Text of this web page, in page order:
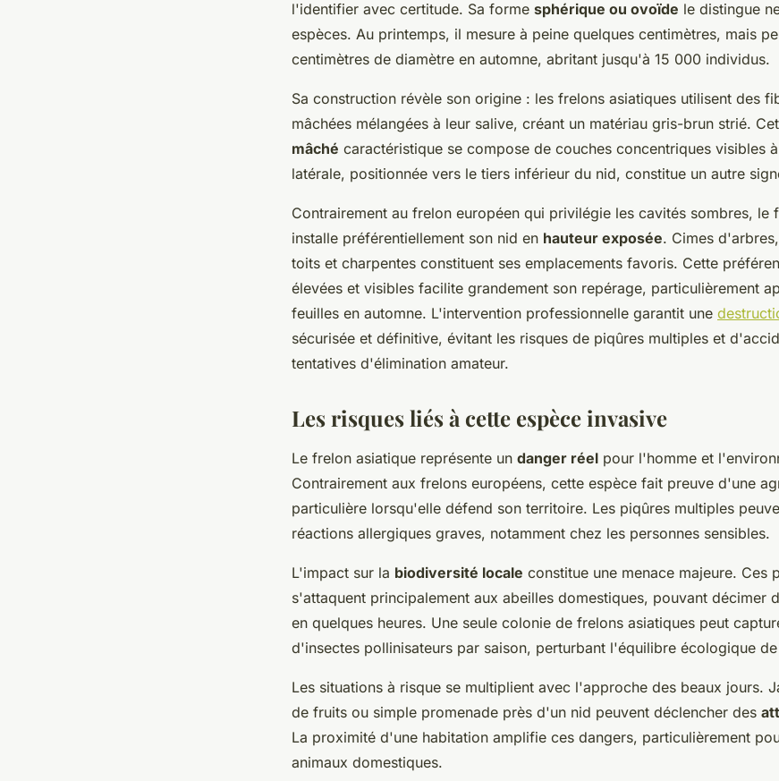
l'identifier avec certitude. Sa forme sphérique ou ovoïde le distingue
espèces. Au printemps, il mesure à peine quelques centimètres, mais
centimètres de diamètre en automne, abritant jusqu'à 15 000 individus.
Sa construction révèle son origine : les frelons asiatiques utilisent des
mâchées mélangées à leur salive, créant un matériau gris-brun strié.
mâché caractéristique se compose de couches concentriques visibles
latérale, positionnée vers le tiers inférieur du nid, constitue un autre
Contrairement au frelon européen qui privilégie les cavités sombres, le
installe préférentiellement son nid en hauteur exposée. Cimes
toits et charpentes constituent ses emplacements favoris. Cette
élevées et visibles facilite grandement son repérage, particulièrement
feuilles en automne. L'intervention professionnelle garantit une
sécurisée et définitive, évitant les risques de piqûres multiples et
tentatives d'élimination amateur.
Les risques liés à cette espèce invasive
Le frelon asiatique représente un danger réel pour l'homme et
Contrairement aux frelons européens, cette espèce fait preuve d'une
particulière lorsqu'elle défend son territoire. Les piqûres multiples
réactions allergiques graves, notamment chez les personnes sensibles.
L'impact sur la biodiversité locale constitue une menace majeure. Ces
s'attaquent principalement aux abeilles domestiques, pouvant décimer
en quelques heures. Une seule colonie de frelons asiatiques peut
d'insectes pollinisateurs par saison, perturbant l'équilibre écologique
Les situations à risque se multiplient avec l'approche des beaux jours.
de fruits ou simple promenade près d'un nid peuvent déclencher des
La proximité d'une habitation amplifie ces dangers, particulièrement
animaux domestiques.